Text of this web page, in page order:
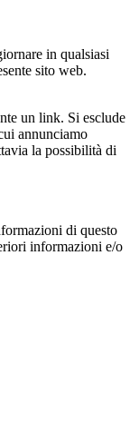
in qualsiasi
sito web.
un link. Si esclude
annunciamo
la possibilità di
di questo
informazioni e/o